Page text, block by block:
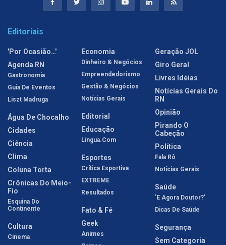
Editoriais
'Por Ocasião…'
Agenda RN
Gastronomia
Guia De Eventos
Liszt Madruga
Água De Chocalho
Cidades
Ciência
Clima
Coluna Torta
Crônicas Do Meio-
Fio
Esquina Do
Continente
Cultura
Cinema
Economia
Dinheiro & Negócios
Empreendedorismo
Gestão & Negócios
Notícias Gerais
Editorial
Educação
Língua.com
Esportes
Crítica Esportiva
EXTREME
Resultados
Fato & Fé
Geek
Animes
Geração JOL
Giro Geral
Livres Idéias
Notícias Gerais Do
RN
Opinião
Pirando O
Cabeção
Política
Fala Rô
Notícias Gerais
Saúde
'E Agora Doutor?'
Dicas De Saúde
Segurança
Sem Categoria